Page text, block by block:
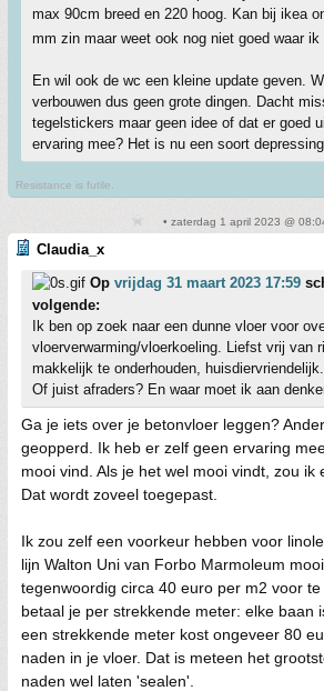
max 90cm breed en 220 hoog. Kan bij ikea
mm zin maar weet ook nog niet goed waar ik
En wil ook de wc een kleine update geven.
verbouwen dus geen grote dingen. Dacht
tegelstickers maar geen idee of dat er goed
ervaring mee? Het is nu een soort
Resistance is futile.
• zaterdag 1 april 2023 @
Claudia_x
Op vrijdag 31 maart 2023 17:59
volgende:
Ik ben op zoek naar een dunne vloer voor
vloerverwarming/vloerkoeling. Liefst vrij van
makkelijk te onderhouden,
Of juist afraders? En waar moet ik aan
Ga je iets over je betonvloer leggen?
geopperd. Ik heb er zelf geen ervaring
mooi vind. Als je het wel mooi vindt, zou ik
Dat wordt zoveel toegepast.
Ik zou zelf een voorkeur hebben voor
lijn Walton Uni van Forbo Marmoleum
tegenwoordig circa 40 euro per m2 voor
betaal je per strekkende meter: elke baan
een strekkende meter kost ongeveer 80
naden in je vloer. Dat is meteen het
naden wel laten 'sealen'.